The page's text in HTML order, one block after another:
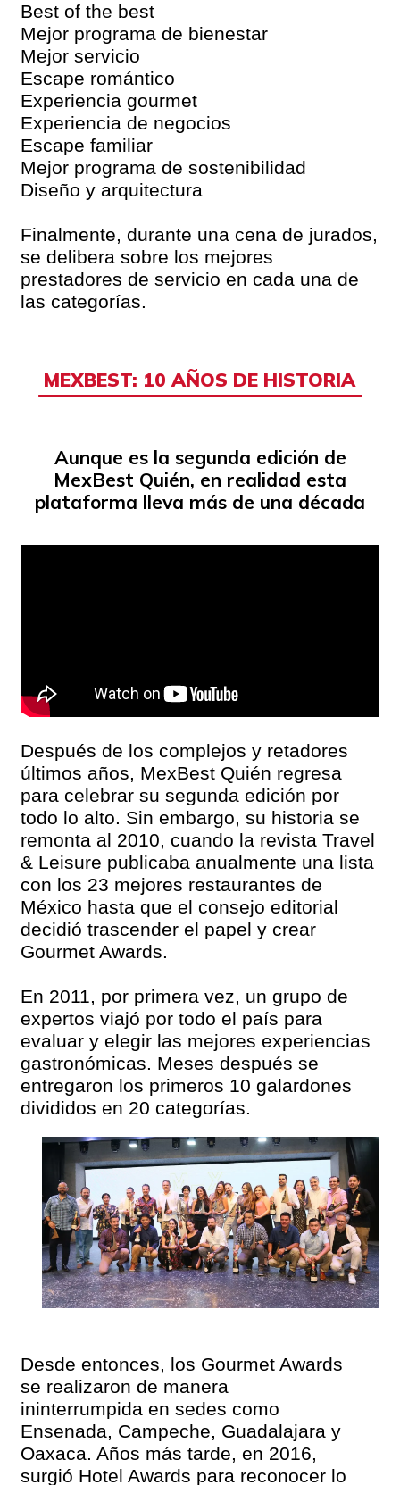
Best of the best
Mejor programa de bienestar
Mejor servicio
Escape romántico
Experiencia gourmet
Experiencia de negocios
Escape familiar
Mejor programa de sostenibilidad
Diseño y arquitectura
Finalmente, durante una cena de jurados,
se delibera sobre los mejores
prestadores de servicio en cada una de
las categorías.
MEXBEST: 10 AÑOS DE HISTORIA
Aunque es la segunda edición de
MexBest Quién, en realidad esta
plataforma lleva más de una década
Después de los complejos y retadores
últimos años, MexBest Quién regresa
para celebrar su segunda edición por
todo lo alto. Sin embargo, su historia se
remonta al 2010, cuando la revista Travel
& Leisure publicaba anualmente una lista
con los 23 mejores restaurantes de
México hasta que el consejo editorial
decidió trascender el papel y crear
Gourmet Awards.
En 2011, por primera vez, un grupo de
expertos viajó por todo el país para
evaluar y elegir las mejores experiencias
gastronómicas. Meses después se
entregaron los primeros 10 galardones
divididos en 20 categorías.
Desde entonces, los Gourmet Awards
se realizaron de manera
ininterrumpida en sedes como
Ensenada, Campeche, Guadalajara y
Oaxaca. Años más tarde, en 2016,
surgió Hotel Awards para reconocer lo